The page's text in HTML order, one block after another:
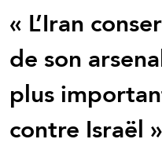
« L’Iran
de son
plus
contre Israël